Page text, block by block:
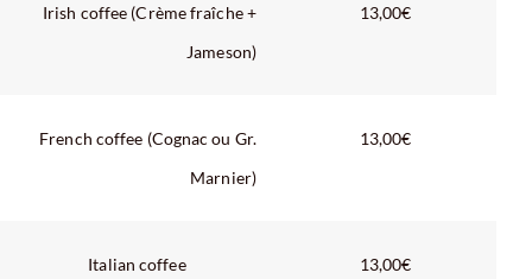
Irish coffee (Crème fraîche +
Jameson)
13,00€
French coffee (Cognac ou Gr.
Marnier)
13,00€
Italian coffee 13,00€